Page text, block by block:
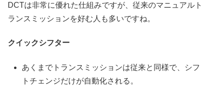
DCTは非常に優れた仕組みですが、従来のマニュアルト
ランスミッションを好む人も多いですね。
クイックシフター
あくまでトランスミッションは従来と同様で、シフ
トチェンジだけが自動化される。